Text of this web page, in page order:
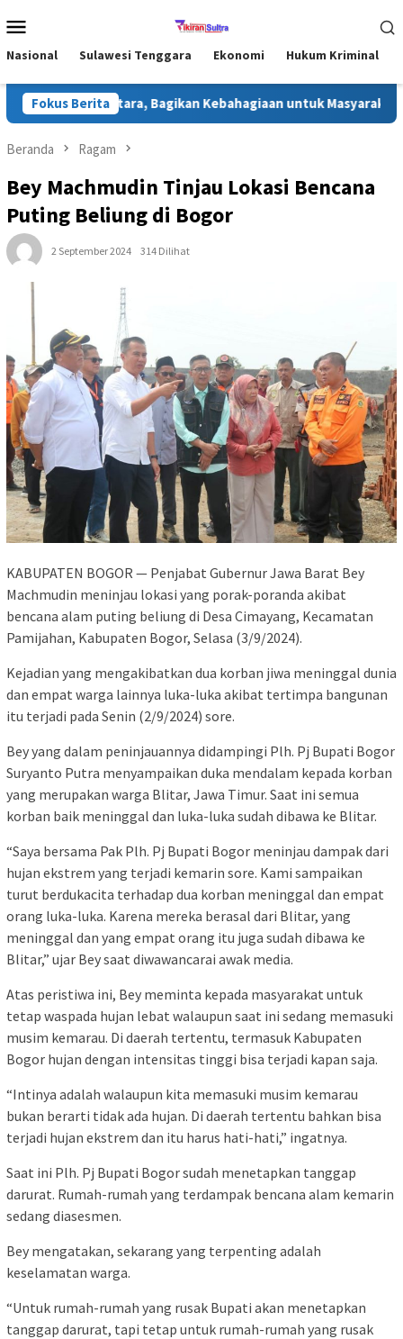
ke
Mobile
Nasional Sulawesi Tenggara Ekonomi Hukum Kriminal
Fokus Berita
Konawe Utara, Bagikan Kebahagiaan untuk Masyarakat
Beranda Ragam
Bey Machmudin Tinjau Lokasi Bencana
Puting Beliung di Bogor
2 September 2024 314 Dilihat
KABUPATEN BOGOR — Penjabat Gubernur Jawa Barat Bey
Machmudin meninjau lokasi yang porak-poranda akibat
bencana alam puting beliung di Desa Cimayang, Kecamatan
Pamijahan, Kabupaten Bogor, Selasa (3/9/2024).
Kejadian yang mengakibatkan dua korban jiwa meninggal dunia
dan empat warga lainnya luka-luka akibat tertimpa bangunan
itu terjadi pada Senin (2/9/2024) sore.
Bey yang dalam peninjauannya didampingi Plh. Pj Bupati Bogor
Suryanto Putra menyampaikan duka mendalam kepada korban
yang merupakan warga Blitar, Jawa Timur. Saat ini semua
korban baik meninggal dan luka-luka sudah dibawa ke Blitar.
“Saya bersama Pak Plh. Pj Bupati Bogor meninjau dampak dari
hujan ekstrem yang terjadi kemarin sore. Kami sampaikan
turut berdukacita terhadap dua korban meninggal dan empat
orang luka-luka. Karena mereka berasal dari Blitar, yang
meninggal dan yang empat orang itu juga sudah dibawa ke
Blitar,” ujar Bey saat diwawancarai awak media.
Atas peristiwa ini, Bey meminta kepada masyarakat untuk
tetap waspada hujan lebat walaupun saat ini sedang memasuki
musim kemarau. Di daerah tertentu, termasuk Kabupaten
Bogor hujan dengan intensitas tinggi bisa terjadi kapan saja.
“Intinya adalah walaupun kita memasuki musim kemarau
bukan berarti tidak ada hujan. Di daerah tertentu bahkan bisa
terjadi hujan ekstrem dan itu harus hati-hati,” ingatnya.
Saat ini Plh. Pj Bupati Bogor sudah menetapkan tanggap
darurat. Rumah-rumah yang terdampak bencana alam kemarin
sedang diasesmen.
Bey mengatakan, sekarang yang terpenting adalah
keselamatan warga.
“Untuk rumah-rumah yang rusak Bupati akan menetapkan
tanggap darurat, tapi tetap untuk rumah-rumah yang rusak